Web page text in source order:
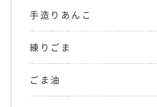
手造りあんこ
練りごま
ごま油